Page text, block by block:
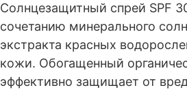
Солнцезащитный спрей SPF
сочетанию минерального
экстракта красных
кожи. Обогащенный
эффективно защищает от